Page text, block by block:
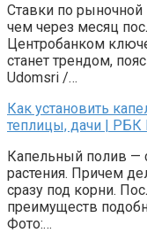
Ставки по рыночной
чем через месяц
Центробанком
станет трендом,
Udomsri /…
Как установить
теплицы, дачи |
Капельный полив —
растения. Причем
сразу под корни.
преимуществ
Фото:…